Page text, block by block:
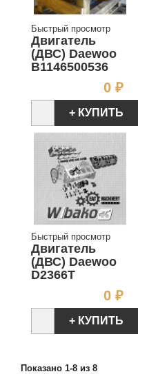
Быстрый просмотр
Двигатель
(ДВС) Daewoo
B1146500536
0 ₽Цена
+ КУПИТЬ
Быстрый просмотр
Двигатель
(ДВС) Daewoo
D2366T
0 ₽Цена
+ КУПИТЬ
Показано 1-8 из 8